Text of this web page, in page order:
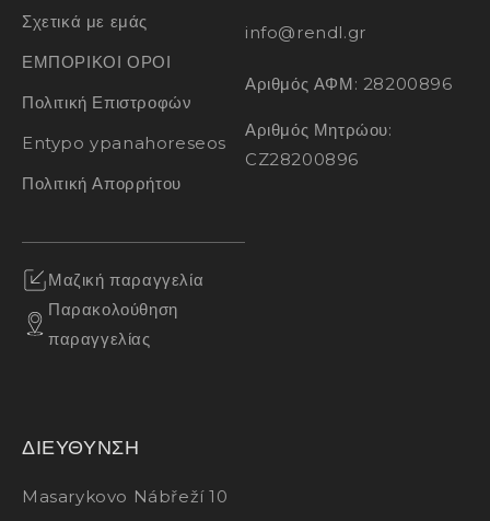
Σχετικά με εμάς
ΕΜΠΟΡΙΚΟΙ ΟΡΟΙ
Πολιτική Επιστροφών
Entypo ypanahoreseos
Πολιτική Απορρήτου
Μαζική παραγγελία
Παρακολούθηση
παραγγελίας
info@rendl.gr
Αριθμός ΑΦΜ: 28200896
Αριθμός Μητρώου:
CZ28200896
ΔΙΕΥΘΥΝΣΗ
Masarykovo Nábřeží 10